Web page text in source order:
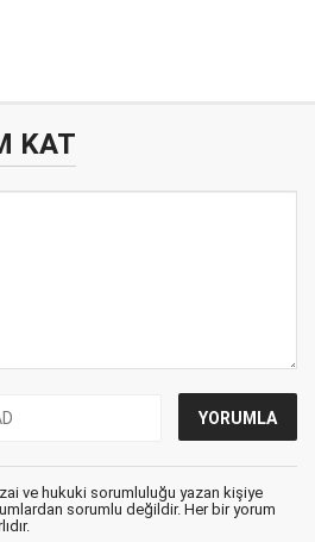
KAT
ve hukuki sorumluluğu yazan kişiye
sorumlu değildir. Her bir yorum